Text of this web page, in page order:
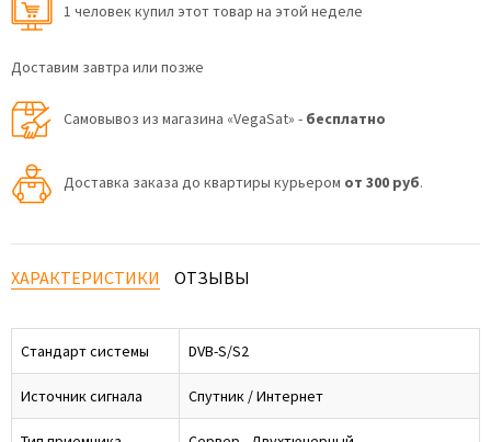
1 человек купил этот товар на этой неделе
Доставим завтра или позже
Самовывоз из магазина «VegaSat» - бесплатно
Доставка заказа до квартиры курьером от 300 руб.
ХАРАКТЕРИСТИКИ ОТЗЫВЫ
Стандарт системы DVB-S/S2
Источник сигнала Спутник / Интернет